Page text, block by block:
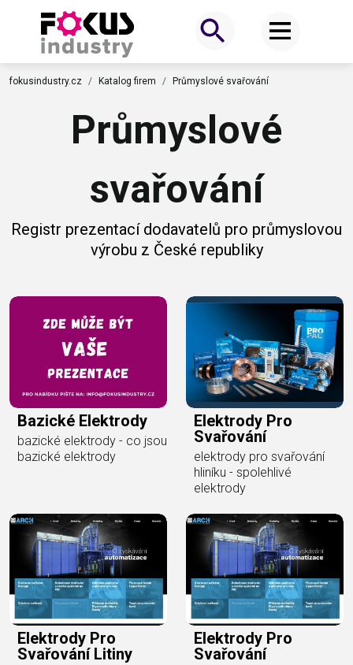
fokusindustry.cz Katalog firem Průmyslové svařování
Průmyslové
svařování
Registr prezentací dodavatelů pro průmyslovou
výrobu z České republiky
Bazické Elektrody
bazické elektrody - co jsou
bazické elektrody
Elektrody Pro
Svařování
elektrody pro svařování
hliníku - spolehlivé
elektrody
Elektrody Pro
Svařování Litiny
Elektrody Pro
Svařování